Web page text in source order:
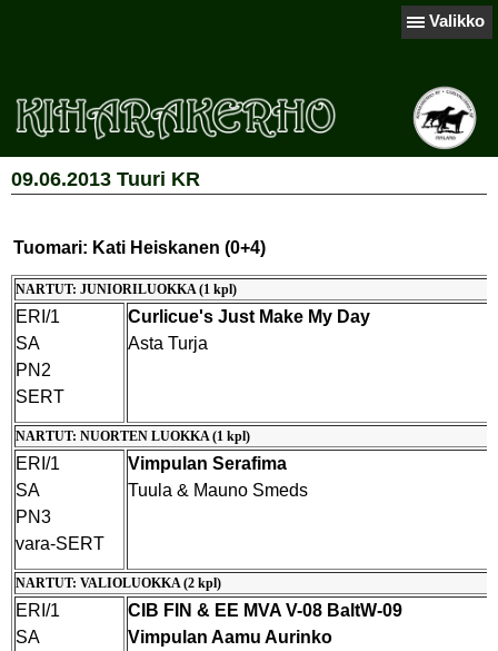
Valikko
09.06.2013 Tuuri KR
Tuomari: Kati Heiskanen (0+4)
NARTUT: JUNIORILUOKKA (1 kpl)
ERI/1
SA
PN2
SERT
Curlicue's Just Make My Day
Asta Turja
NARTUT: NUORTEN LUOKKA (1 kpl)
ERI/1
SA
PN3
vara-SERT
Vimpulan Serafima
Tuula & Mauno Smeds
NARTUT: VALIOLUOKKA (2 kpl)
ERI/1
SA
CIB FIN & EE MVA V-08 BaltW-09
Vimpulan Aamu Aurinko